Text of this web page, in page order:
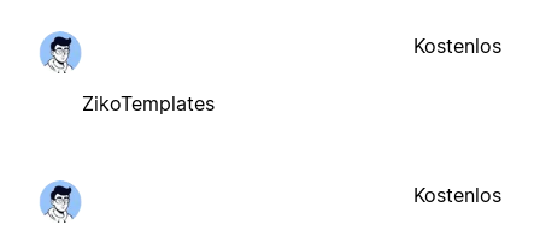
ZikoTemplates
Kostenlos
Kostenlos